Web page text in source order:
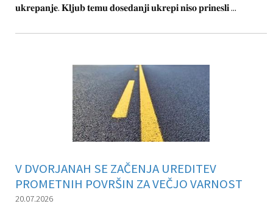
𝐮𝐤𝐫𝐞𝐩𝐚𝐧𝐣𝐞. 𝐊𝐥𝐣𝐮𝐛 𝐭𝐞𝐦𝐮 𝐝𝐨𝐬𝐞𝐝𝐚𝐧𝐣𝐢 𝐮𝐤𝐫𝐞𝐩𝐢 𝐧𝐢𝐬𝐨 𝐩𝐫𝐢𝐧𝐞𝐬𝐥𝐢 ...
V DVORJANAH SE ZAČENJA UREDITEV
PROMETNIH POVRŠIN ZA VEČJO VARNOST
20.07.2026